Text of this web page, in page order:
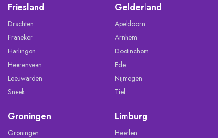
Friesland
Drachten
Franeker
Harlingen
Heerenveen
Leeuwarden
Sneek
Gelderland
Apeldoorn
Arnhem
Doetinchem
Ede
Nijmegen
Tiel
Groningen
Groningen
Limburg
Heerlen